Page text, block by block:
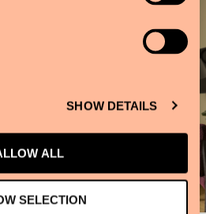
SHOW DETAILS
ALL
SELECTION